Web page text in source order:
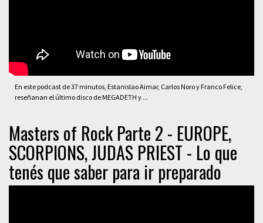
En este podcast de 37 minutos, Estanislao Aimar, Carlos Noro y Franco Felice,
reseñanan el último disco de MEGADETH y ...
Masters of Rock Parte 2 - EUROPE,
SCORPIONS, JUDAS PRIEST - Lo que
tenés que saber para ir preparado